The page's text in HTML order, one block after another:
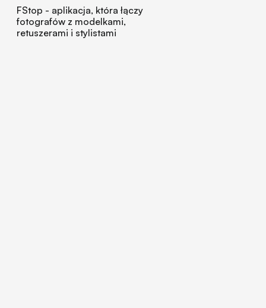
FStop - aplikacja, która łączy
fotografów z modelkami,
retuszerami i stylistami